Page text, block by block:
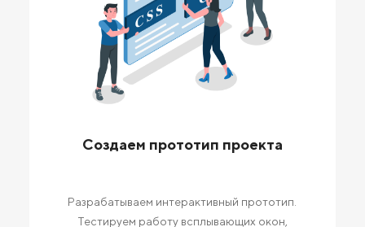
Создаем прототип проекта
Разрабатываем интерактивный прототип.
Тестируем работу всплывающих окон,